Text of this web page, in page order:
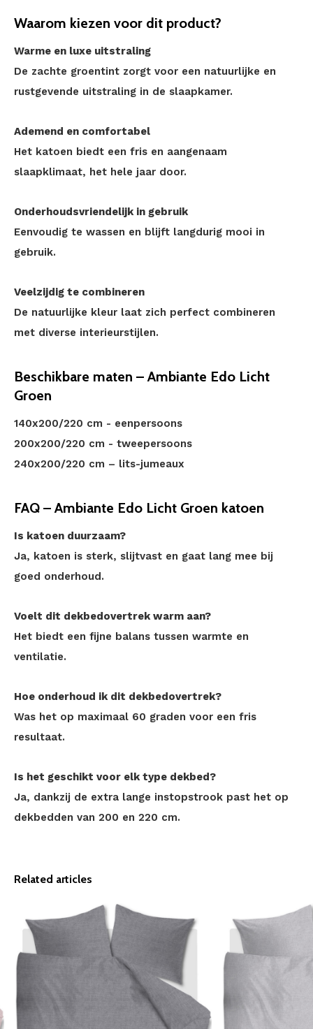
Waarom kiezen voor dit product?
Warme en luxe uitstraling
De zachte groentint zorgt voor een natuurlijke en
rustgevende uitstraling in de slaapkamer.
Ademend en comfortabel
Het katoen biedt een fris en aangenaam
slaapklimaat, het hele jaar door.
Onderhoudsvriendelijk in gebruik
Eenvoudig te wassen en blijft langdurig mooi in
gebruik.
Veelzijdig te combineren
De natuurlijke kleur laat zich perfect combineren
met diverse interieurstijlen.
Beschikbare maten – Ambiante Edo Licht
Groen
140x200/220 cm - eenpersoons
200x200/220 cm - tweepersoons
240x200/220 cm – lits-jumeaux
FAQ – Ambiante Edo Licht Groen katoen
Is katoen duurzaam?
Ja, katoen is sterk, slijtvast en gaat lang mee bij
goed onderhoud.
Voelt dit dekbedovertrek warm aan?
Het biedt een fijne balans tussen warmte en
ventilatie.
Hoe onderhoud ik dit dekbedovertrek?
Was het op maximaal 60 graden voor een fris
resultaat.
Is het geschikt voor elk type dekbed?
Ja, dankzij de extra lange instopstrook past het op
dekbedden van 200 en 220 cm.
Related articles